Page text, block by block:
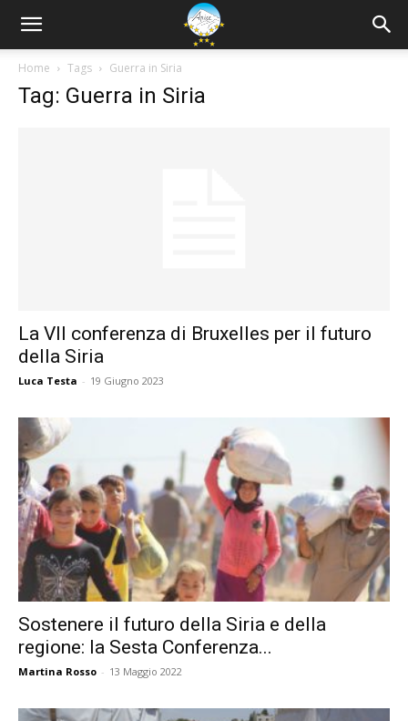
Home Tags Guerra in Siria
Tag: Guerra in Siria
La VII conferenza di Bruxelles per il futuro
della Siria
Luca Testa - 19 Giugno 2023
Sostenere il futuro della Siria e della
regione: la Sesta Conferenza...
Martina Rosso - 13 Maggio 2022